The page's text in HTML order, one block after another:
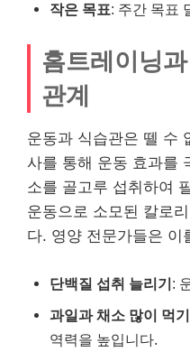
작은 목표: 주간 목표
홈트레이닝
관계
운동과 식습관은 뗄 수
사를 통해 운동 효과를
소를 골고루 섭취하여
운동으로 소모된 칼로
다. 영양 전문가들은 이
단백질 섭취 늘리기:
과일과 채소 많이 먹기
역력을 높입니다.